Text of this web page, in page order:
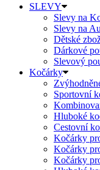
SLEVY
Slevy na
Slevy na
Dětské
Dárkové
Slevový
Kočárky
Sportovní
Hluboké
Cestovní
Kočárky
Kočárky
Kočárky